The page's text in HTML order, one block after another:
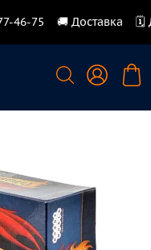
46-75 🚚 Доставка 🗓️